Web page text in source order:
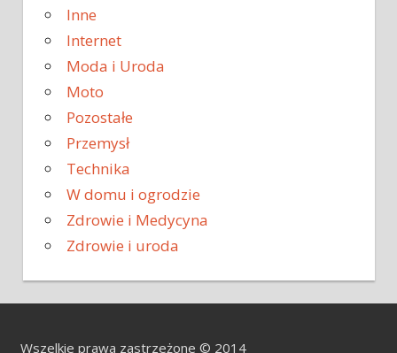
Inne
Internet
Moda i Uroda
Moto
Pozostałe
Przemysł
Technika
W domu i ogrodzie
Zdrowie i Medycyna
Zdrowie i uroda
Wszelkie prawa zastrzeżone © 2014